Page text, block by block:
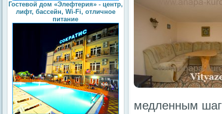
Гостевой дом «Элефтерия» - центр,
лифт, бассейн, Wi-Fi, отличное
питание
медленным